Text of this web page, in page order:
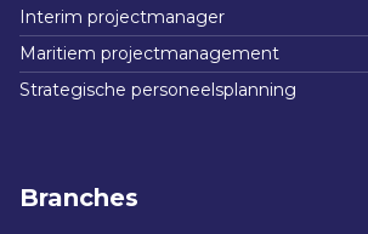
Interim projectmanager
Maritiem projectmanagement
Strategische personeelsplanning
Branches